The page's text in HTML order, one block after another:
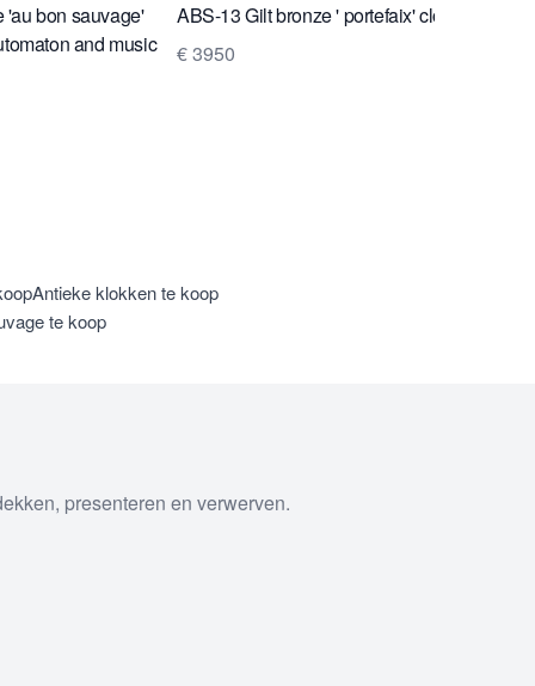
bon sauvage'
and music
ABS-13 Gilt bronze ' portefaix' clock,
€ 3950
Antieke klokken te koop
te koop
presenteren en verwerven.